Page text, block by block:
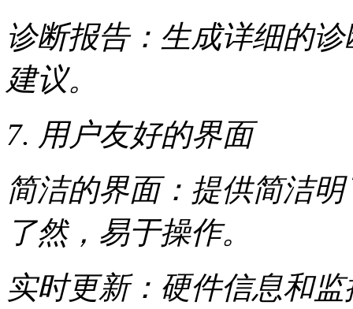
诊断报告：生成详细的
建议。
7. 用户友好的界面
简洁的界面：提供简洁
了然，易于操作。
实时更新：硬件信息和